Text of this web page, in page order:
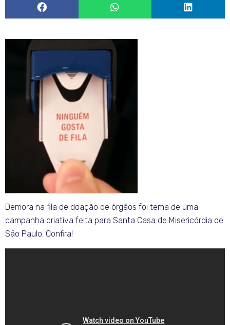
Demora na fila de doação de órgãos foi tema de uma
campanha criativa feita para Santa Casa de Misericórdia de
São Paulo. Confira!